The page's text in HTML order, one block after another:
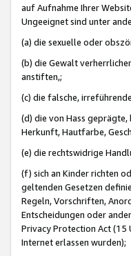
auf Aufnahme Ihrer
Ungeeignet sind unter
(a) die sexuelle oder
(b) die Gewalt
anstiften,;
(c) die falsche,
(d) die von Hass
Herkunft, Hautfarbe,
(e) die rechtswidrige
(f) sich an Kinder richten
geltenden Gesetzen
Regeln, Vorschriften,
Entscheidungen oder
Privacy Protection Act (15
Internet erlassen wurden);